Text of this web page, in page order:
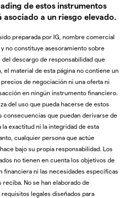
de estos instrumentos
asociado a un riesgo elevado.
preparada por IG, nombre comercial
y no constituye asesoramiento sobre
descargo de responsabilidad que
el material de esta página no contiene un
de negociación ni una oferta ni
en ningún instrumento financiero.
del uso que pueda hacerse de estos
consecuencias que puedan derivarse de
la exactitud ni la integridad de esta
cualquier persona que actúe
bajo su propia responsabilidad. Los
no tienen en cuenta los objetivos de
financiera ni las necesidades específicas
reciba. No se han elaborado de
legales diseñados para